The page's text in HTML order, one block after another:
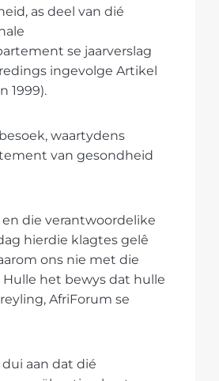
as deel van dié
se jaarverslag
ingevolge Artikel
1999).
waartydens
van gesondheid
en die verantwoordelike
hierdie klagtes gelê
ons nie met die
het bewys dat hulle
AfriForum se
aan dat dié